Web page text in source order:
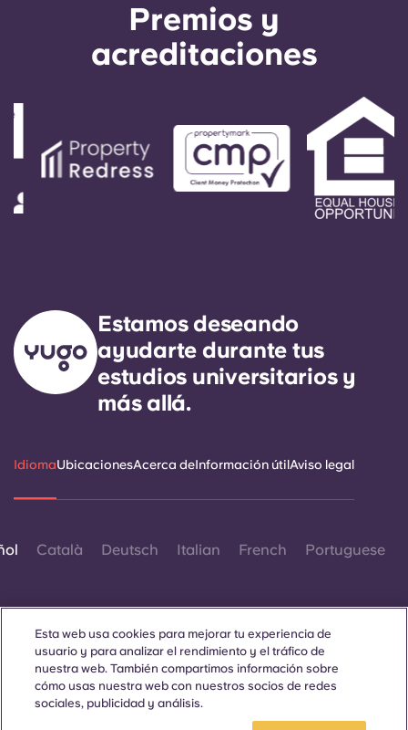
Premios y
acreditaciones
Estamos deseando
ayudarte durante tus
estudios universitarios y
más allá.
IdiomaUbicacionesAcerca deInformación útilAviso legal
Català Deutsch Italian French Portuguese
Contáctanos
Esta web usa cookies para mejorar tu experiencia de
usuario y para analizar el rendimiento y el tráfico de
nuestra web. También compartimos información sobre
cómo usas nuestra web con nuestros socios de redes
sociales, publicidad y análisis.